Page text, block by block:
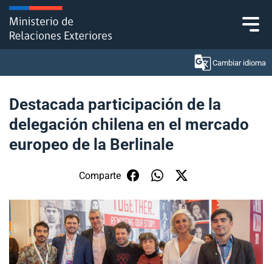
Click acá para ir directamente al contenido
Cambiar idioma
Ministerio
Política Exterior
Embajadas y consulados
Servicios ciudadanos
Subsecretaría de Relaciones Económicas
Internacionales
Destacada participación de la
delegación chilena en el mercado
europeo de la Berlinale
Comparte